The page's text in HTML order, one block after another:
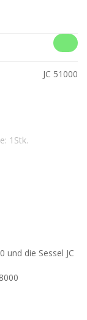
JC 51000
1Stk.
und die Sessel JC